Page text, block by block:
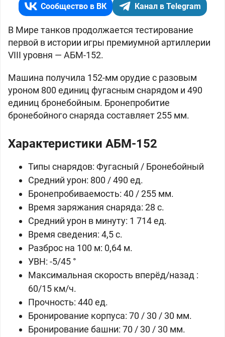
Сообщество в ВК Канал в Telegram
В Мире танков продолжается тестирование
первой в истории игры премиумной артиллерии
VIII уровня — АБМ-152.
Машина получила 152-мм орудие с разовым
уроном 800 единиц фугасным снарядом и 490
единиц бронебойным. Бронепробитие
бронебойного снаряда составляет 255 мм.
Характеристики АБМ-152
Типы снарядов: Фугасный / Бронебойный
Средний урон: 800 / 490 ед.
Бронепробиваемость: 40 / 255 мм.
Время заряжания снаряда: 28 c.
Средний урон в минуту: 1 714 ед.
Время сведения: 4,5 с.
Разброс на 100 м: 0,64 м.
УВН: -5/45 °
Максимальная скорость вперёд/назад :
60/15 км/ч.
Прочность: 440 ед.
Бронирование корпуса: 70 / 30 / 30 мм.
Бронирование башни: 70 / 30 / 30 мм.